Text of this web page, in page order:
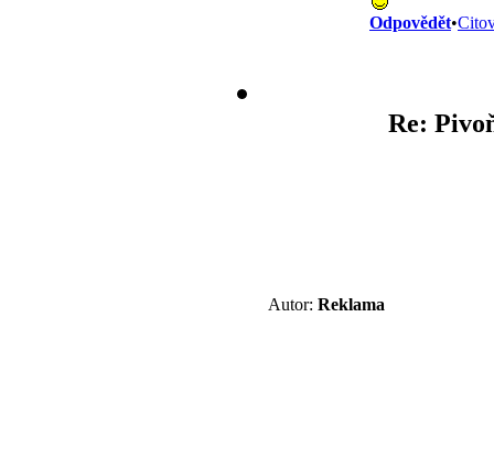
Odpovědět•
Autor: Reklama
Re: